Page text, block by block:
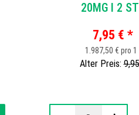
20MG I 2
7,95 € *
1.987,50 € pro 1 l
Alter Preis: